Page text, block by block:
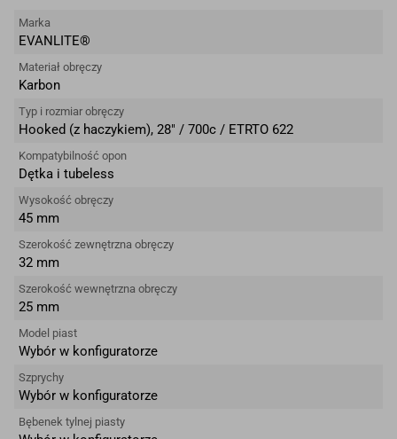
Marka
EVANLITE®
Materiał obręczy
Karbon
Typ i rozmiar obręczy
Hooked (z haczykiem), 28″ / 700c / ETRTO 622
Kompatybilność opon
Dętka i tubeless
Wysokość obręczy
45 mm
Szerokość zewnętrzna obręczy
32 mm
Szerokość wewnętrzna obręczy
25 mm
Model piast
Wybór w konfiguratorze
Szprychy
Wybór w konfiguratorze
Bębenek tylnej piasty